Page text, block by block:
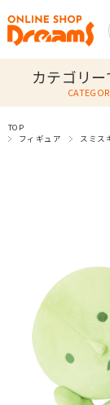
カテゴリ
TOP
フィギュア
スミス